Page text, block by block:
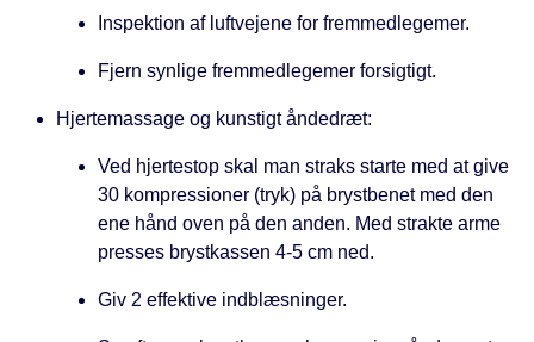
Inspektion af luftvejene for fremmedlegemer.
Fjern synlige fremmedlegemer forsigtigt.
Hjertemassage og kunstigt åndedræt:
Ved hjertestop skal man straks starte med at give
30 kompressioner (tryk) på brystbenet med den
ene hånd oven på den anden. Med strakte arme
presses brystkassen 4-5 cm ned.
Giv 2 effektive indblæsninger.